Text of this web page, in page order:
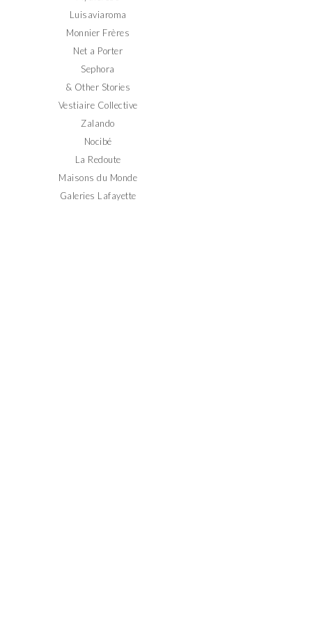
Luisaviaroma
Monnier Frères
Net a Porter
Sephora
& Other Stories
Vestiaire Collective
Zalando
Nocibé
La Redoute
Maisons du Monde
Galeries Lafayette